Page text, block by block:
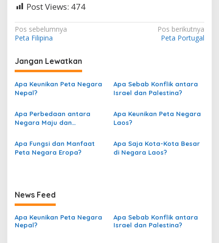
Post Views: 474
N
a
v
i
g
a
s
i
p
o
Pos sebelumnya
Peta Filipina
Pos berikutnya
Peta Portugal
Jangan Lewatkan
Apa Keunikan Peta Negara
Nepal?
Apa Sebab Konflik antara
Israel dan Palestina?
Apa Perbedaan antara
Negara Maju dan
Peta?
Apa Keunikan Peta Negara
Laos?
Apa Fungsi dan Manfaat
Peta Negara Eropa?
Apa Saja Kota-Kota Besar
di Negara Laos?
News Feed
Apa Keunikan Peta Negara
Nepal?
Apa Sebab Konflik antara
Israel dan Palestina?